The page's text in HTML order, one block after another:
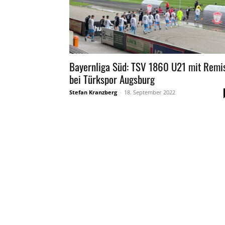
Bayernliga Süd: TSV 1860 U21 mit
bei Türkspor Augsburg
Stefan Kranzberg - 18. September 2022